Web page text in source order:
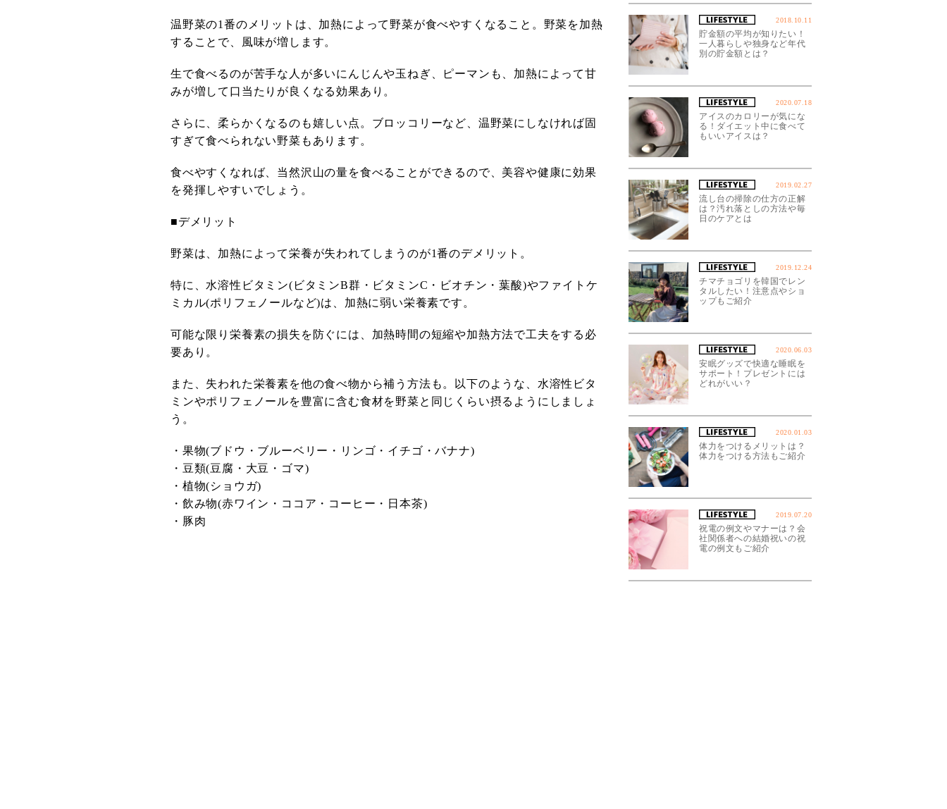
温野菜の1番のメリットは、加熱によって野菜が食べやすくなること。野菜を加熱
することで、風味が増します。
生で食べるのが苦手な人が多いにんじんや玉ねぎ、ピーマンも、加熱によって甘
みが増して口当たりが良くなる効果あり。
さらに、柔らかくなるのも嬉しい点。ブロッコリーなど、温野菜にしなければ固
すぎて食べられない野菜もあります。
食べやすくなれば、当然沢山の量を食べることができるので、美容や健康に効果
を発揮しやすいでしょう。
■デメリット
野菜は、加熱によって栄養が失われてしまうのが1番のデメリット。
特に、水溶性ビタミン(ビタミンB群・ビタミンC・ビオチン・葉酸)やファイトケ
ミカル(ポリフェノールなど)は、加熱に弱い栄養素です。
可能な限り栄養素の損失を防ぐには、加熱時間の短縮や加熱方法で工夫をする必
要あり。
また、失われた栄養素を他の食べ物から補う方法も。以下のような、水溶性ビタ
ミンやポリフェノールを豊富に含む食材を野菜と同じくらい摂るようにしましょ
う。
・果物(ブドウ・ブルーベリー・リンゴ・イチゴ・バナナ)
・豆類(豆腐・大豆・ゴマ)
・植物(ショウガ)
・飲み物(赤ワイン・ココア・コーヒー・日本茶)
・豚肉
2018.10.11
貯金額の平均が知りたい！
一人暮らしや独身など年代
別の貯金額とは？
2020.07.18
アイスのカロリーが気にな
る！ダイエット中に食べて
もいいアイスは？
2019.02.27
流し台の掃除の仕方の正解
は？汚れ落としの方法や毎
日のケアとは
2019.12.24
チマチョゴリを韓国でレン
タルしたい！注意点やショ
ップもご紹介
2020.06.03
安眠グッズで快適な睡眠を
サポート！プレゼントには
どれがいい？
2020.01.03
体力をつけるメリットは？
体力をつける方法もご紹介
2019.07.20
祝電の例文やマナーは？会
社関係者への結婚祝いの祝
電の例文もご紹介